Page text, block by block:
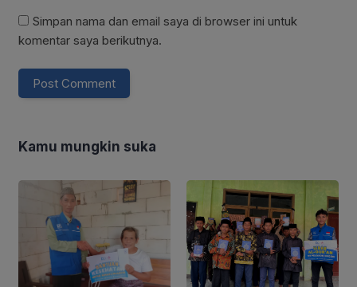
Simpan nama dan email saya di browser ini untuk
komentar saya berikutnya.
Kamu mungkin suka